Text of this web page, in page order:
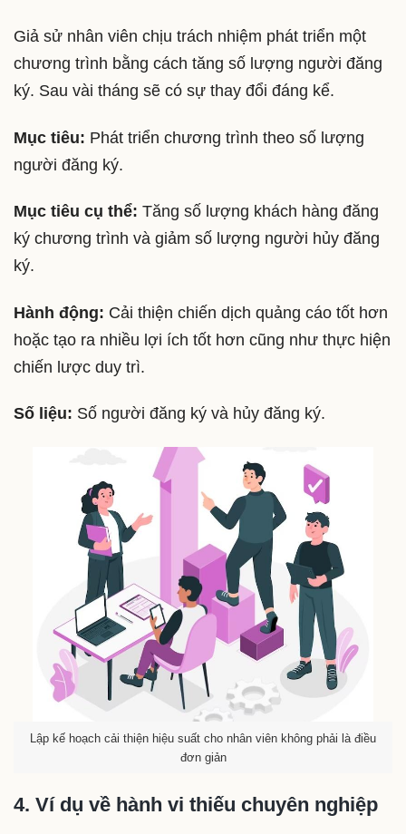
Giả sử nhân viên chịu trách nhiệm phát triển một
chương trình bằng cách tăng số lượng người đăng
ký. Sau vài tháng sẽ có sự thay đổi đáng kể.
Mục tiêu: Phát triển chương trình theo số lượng
người đăng ký.
Mục tiêu cụ thể: Tăng số lượng khách hàng đăng
ký chương trình và giảm số lượng người hủy đăng
ký.
Hành động: Cải thiện chiến dịch quảng cáo tốt hơn
hoặc tạo ra nhiều lợi ích tốt hơn cũng như thực hiện
chiến lược duy trì.
Số liệu: Số người đăng ký và hủy đăng ký.
Lập kế hoạch cải thiện hiệu suất cho nhân viên không phải là điều
đơn giản
4. Ví dụ về hành vi thiếu chuyên nghiệp